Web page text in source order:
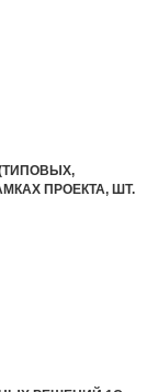
ПРОЕКТА, ШТ.